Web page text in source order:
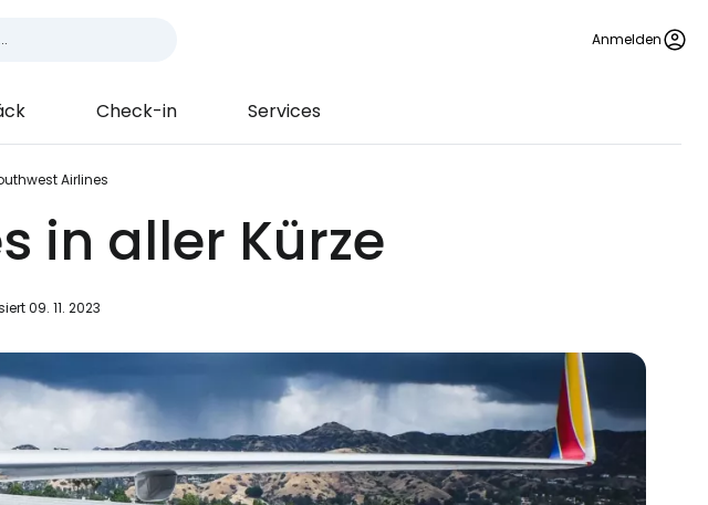
Anmelden
Check-in Services
Airlines
in aller Kürze
09. 11. 2023